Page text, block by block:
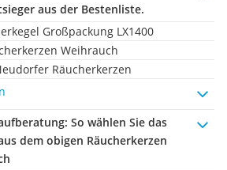
aus der Bestenliste.
Großpackung LX1400
Weihrauch
Räucherkerzen
: So wählen Sie das
dem obigen Räucherkerzen